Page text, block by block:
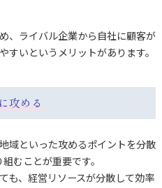
、ライバル企業から自社に顧客が
すいというメリットがあります。
攻める
域といった攻めるポイントを分散
むことが重要です。
も、経営リソースが分散して効率